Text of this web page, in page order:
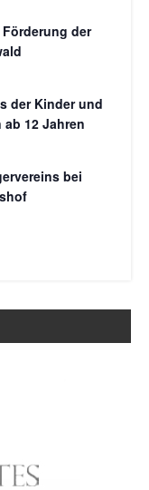
der
der Kinder und
12 Jahren
bei